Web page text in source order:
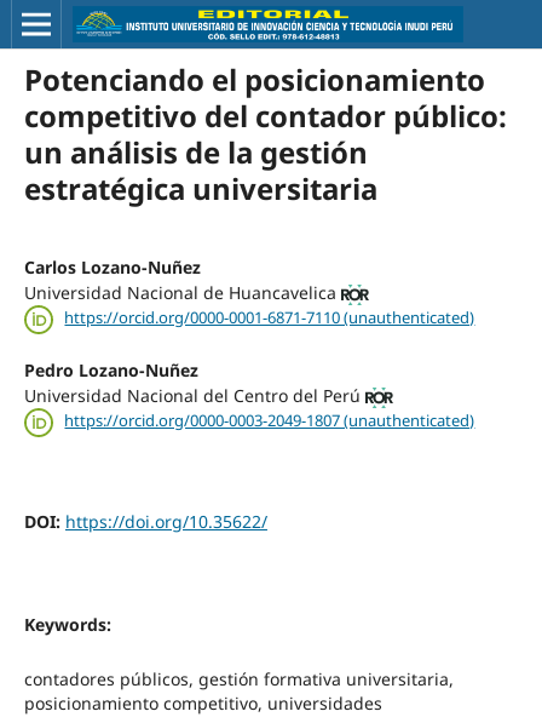
Potenciando el posicionamiento
competitivo del contador público:
un análisis de la gestión
estratégica universitaria
Carlos Lozano-Nuñez
Universidad Nacional de Huancavelica
https://orcid.org/0000-0001-6871-7110 (unauthenticated)
Pedro Lozano-Nuñez
Universidad Nacional del Centro del Perú
https://orcid.org/0000-0003-2049-1807 (unauthenticated)
DOI: https://doi.org/10.35622/
Keywords:
contadores públicos, gestión formativa universitaria,
posicionamiento competitivo, universidades